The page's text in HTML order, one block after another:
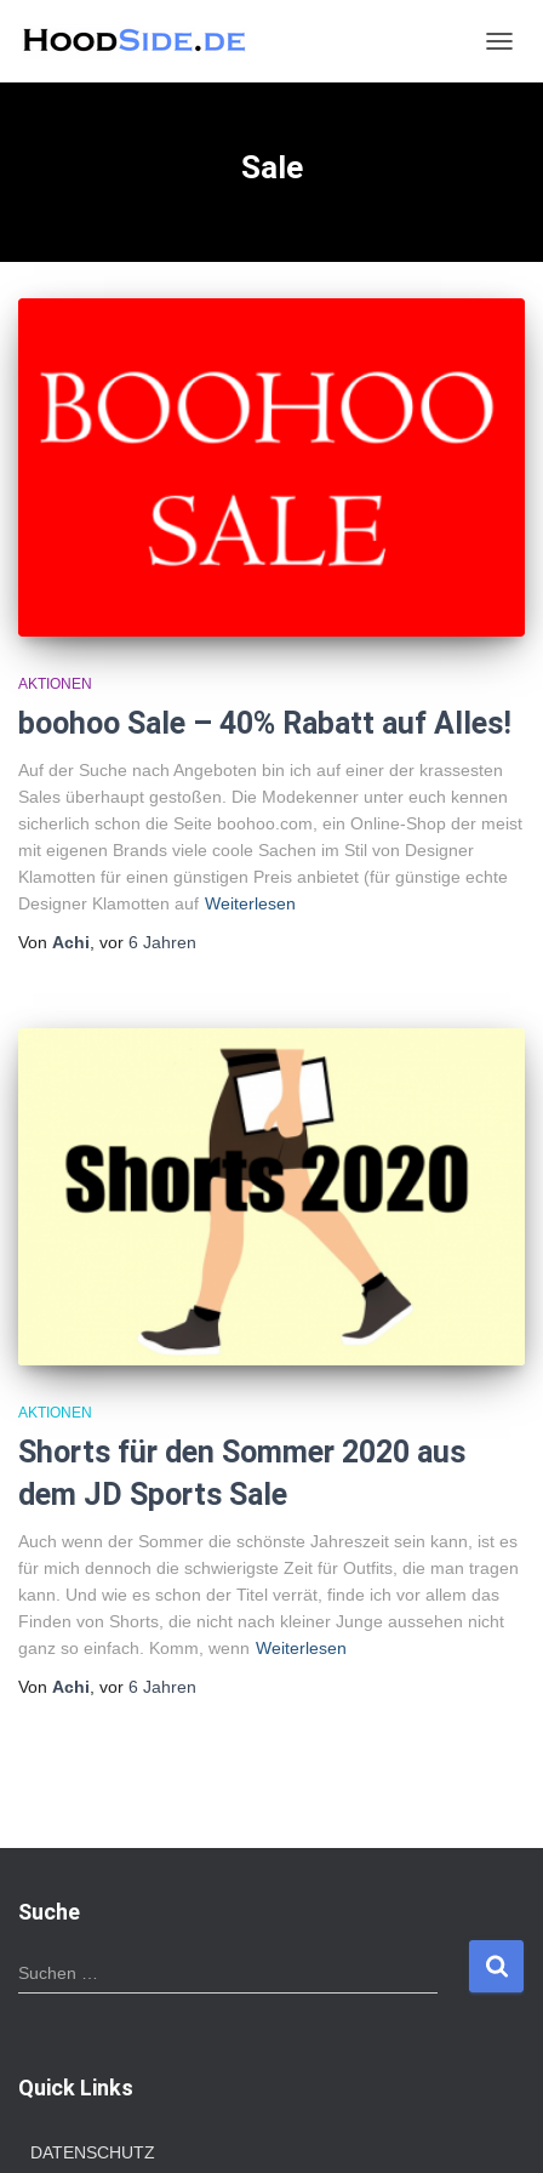
Sale
AKTIONEN
boohoo Sale – 40% Rabatt auf Alles!
Auf der Suche nach Angeboten bin ich auf einer der krassesten
Sales überhaupt gestoßen. Die Modekenner unter euch kennen
sicherlich schon die Seite boohoo.com, ein Online-Shop der meist
mit eigenen Brands viele coole Sachen im Stil von Designer
Klamotten für einen günstigen Preis anbietet (für günstige echte
Designer Klamotten auf Weiterlesen
Von Achi , vor 6 Jahren
AKTIONEN
Shorts für den Sommer 2020 aus
dem JD Sports Sale
Auch wenn der Sommer die schönste Jahreszeit sein kann, ist es
für mich dennoch die schwierigste Zeit für Outfits, die man tragen
kann. Und wie es schon der Titel verrät, finde ich vor allem das
Finden von Shorts, die nicht nach kleiner Junge aussehen nicht
ganz so einfach. Komm, wenn Weiterlesen
Von Achi, vor 6 Jahren
Suche
S
u
n
Suchen …
Quick Links
DATENSCHUTZ